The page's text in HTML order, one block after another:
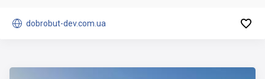
 dobrobut-dev.com.ua 